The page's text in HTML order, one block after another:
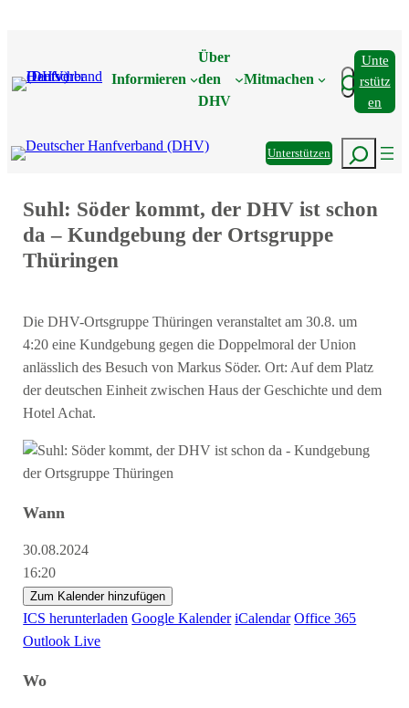
Informieren
Über
den
DHV
Mitmachen Suchen
Unte
Rstütz
En
UnterstützenSuchen
Suhl: Söder kommt, der DHV ist schon
da – Kundgebung der Ortsgruppe
Thüringen
Die DHV-Ortsgruppe Thüringen veranstaltet am 30.8. um
4:20 eine Kundgebung gegen die Doppelmoral der Union
anlässlich des Besuch von Markus Söder. Ort: Auf dem Platz
der deutschen Einheit zwischen Haus der Geschichte und dem
Hotel Achat.
Wann
30.08.2024
16:20
Zum Kalender hinzufügen
ICS herunterladen Google Kalender iCalendar Office 365
Outlook Live
Wo